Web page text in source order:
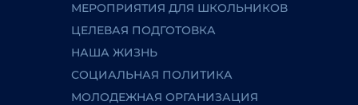
МЕРОПРИЯТИЯ ДЛЯ ШКОЛЬНИКОВ
ЦЕЛЕВАЯ ПОДГОТОВКА
НАША ЖИЗНЬ
СОЦИАЛЬНАЯ ПОЛИТИКА
МОЛОДЕЖНАЯ ОРГАНИЗАЦИЯ